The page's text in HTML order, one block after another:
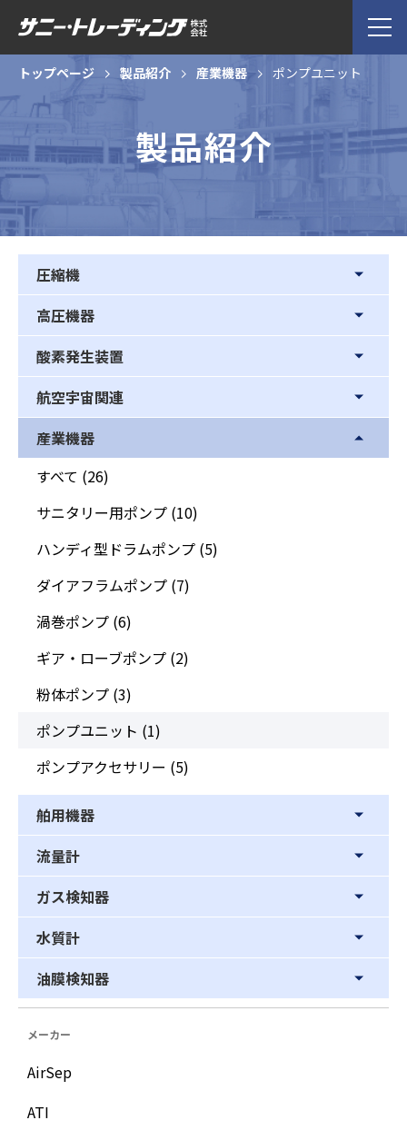
トップページ 製品紹介 産業機器 ポンプユニット
製品紹介
圧縮機
高圧機器
酸素発生装置
航空宇宙関連
産業機器
すべて (26)
サニタリー用ポンプ (10)
ハンディ型ドラムポンプ (5)
ダイアフラムポンプ (7)
渦巻ポンプ (6)
ギア・ローブポンプ (2)
粉体ポンプ (3)
ポンプユニット (1)
ポンプアクセサリー (5)
舶用機器
流量計
ガス検知器
水質計
油膜検知器
メーカー
AirSep
ATI